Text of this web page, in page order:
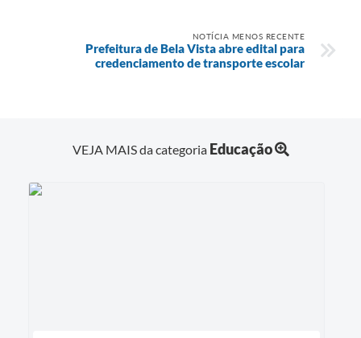
NOTÍCIA MENOS RECENTE
Prefeitura de Bela Vista abre edital para
credenciamento de transporte escolar
VEJA MAIS da categoria Educação